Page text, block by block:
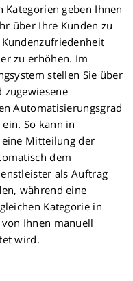
Kategorien geben Ihnen
über Ihre Kunden zu
zu erhöhen. Im
stellen Sie über
zugewiesene
Automatisierungsgrad
So kann in
eine Mitteilung der
dem
als Auftrag
während eine
Kategorie in
Ihnen manuell
wird.